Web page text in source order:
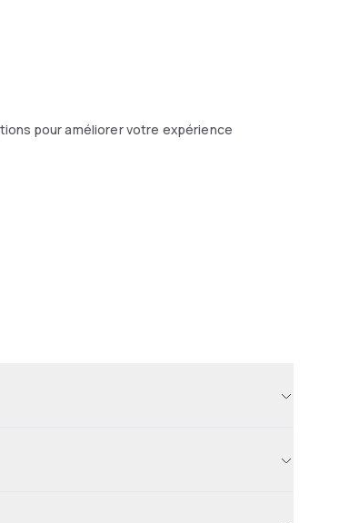
pour améliorer votre expérience